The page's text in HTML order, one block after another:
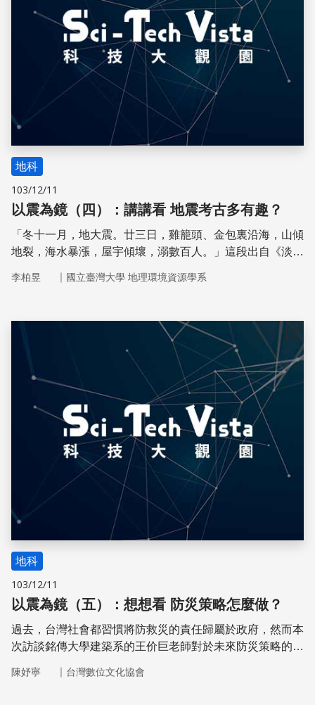
地科
103/12/11
以震為鏡（四）：講講看 地震考古多有趣？
「冬十一月，地大震。廿三日，雞籠頭、金包裏沿海，山傾
地裂，海水暴漲，屋宇傾壞，溺數百人。」這段出自《淡水
僅是寥寥數語，但在地震觀測進入有儀器記錄、客觀的「歷
據。本篇專題邀請到健行科技大學鄭世楠教授，帶領大家穿
越歷史，回到那些早已湮沒的過去，從古籍的字裡行間，抽
絲剝繭找出古地震塵封的裂痕
李柏昱 ｜ 國立臺灣大學 地理環境資源學系
儲存
地科
103/12/11
以震為鏡（五）：想想看 防災策略怎麼做？
過去，台灣社會都習慣將防救災的責任歸屬於政府，然而本
次訪談銘傳大學建築系的王价巨老師對於未來防災策略的看
出了近年來在「責任分擔」觀念下，「公民參與」對於防災
陳妤寧 ｜ 台灣數位文化協會